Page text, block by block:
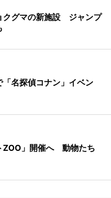
クグマの新施設 ジャンプ
名探偵コナン」イベン
ZOO」開催へ 動物たち